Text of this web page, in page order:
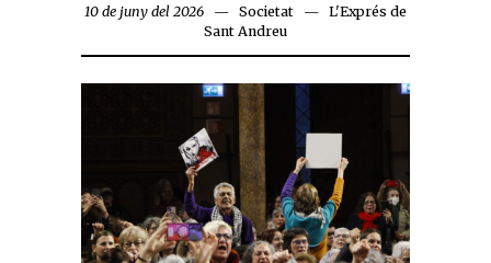
10 de juny del 2026 Societat
L'Exprés de
Sant Andreu